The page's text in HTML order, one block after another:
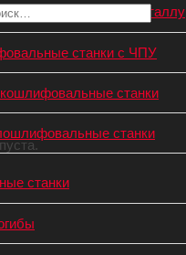
станки по металлу
станки с ЧПУ
станки
станки
станки